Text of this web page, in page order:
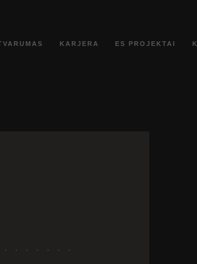
TVARUMAS KARJERA ES PROJEKTAI